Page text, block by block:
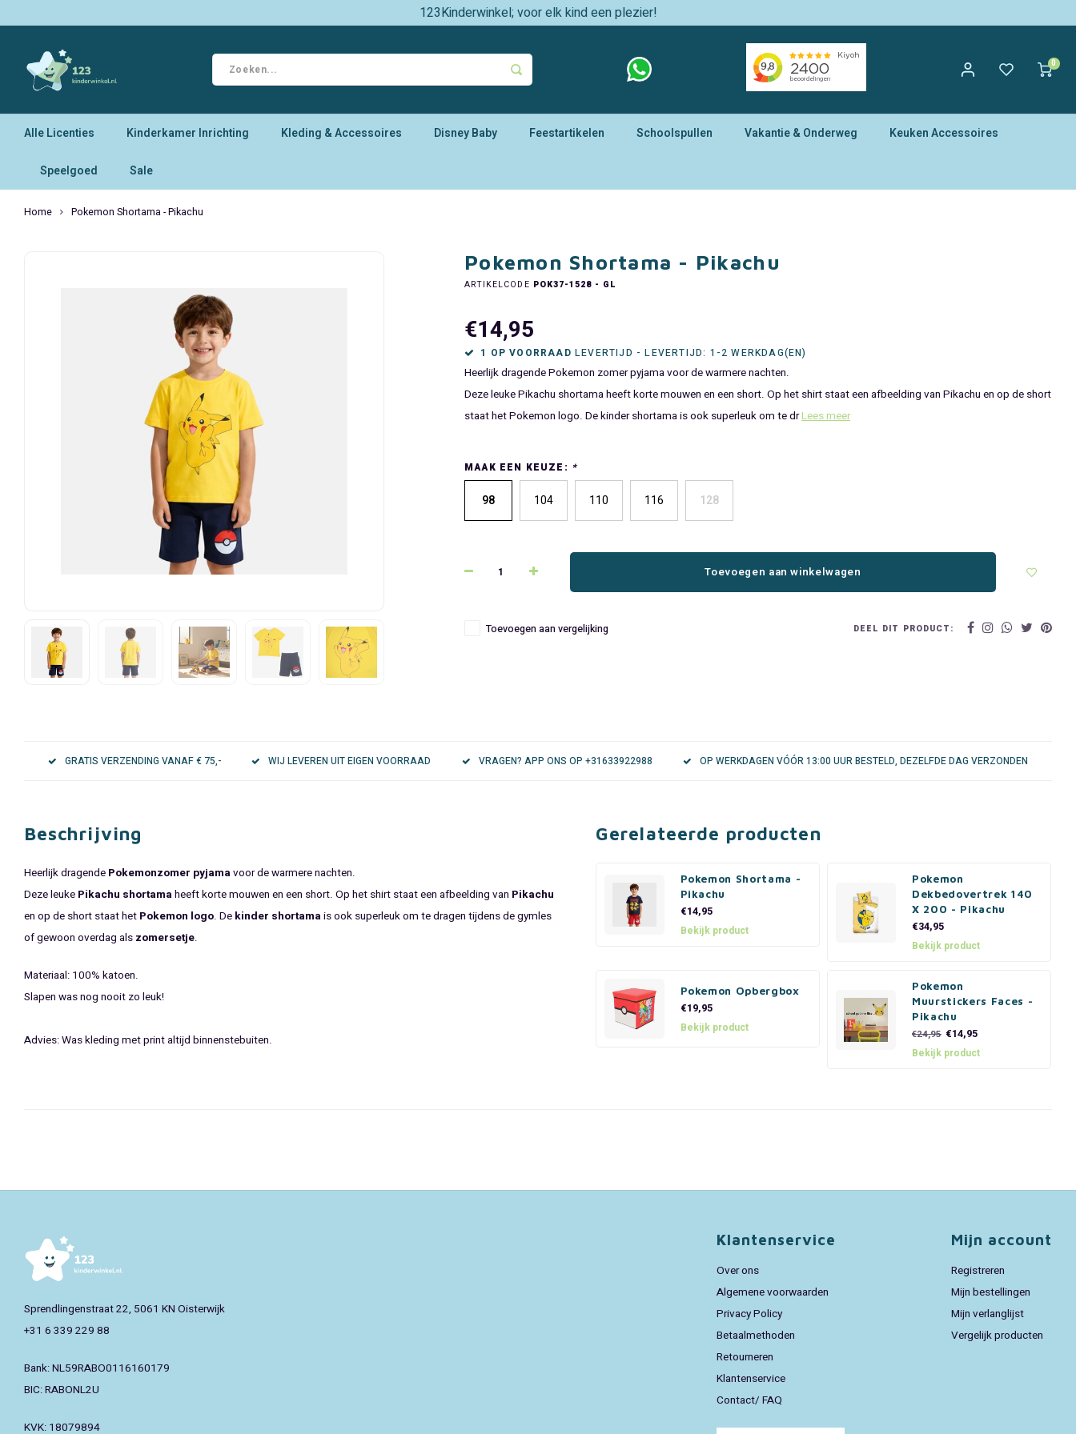
123Kinderwinkel; voor elk kind een plezier!
0
Alle Licenties Kinderkamer Inrichting Kleding & Accessoires Disney Baby Feestartikelen Schoolspullen Vakantie & Onderweg Keuken Accessoires
Speelgoed Sale
Home Pokemon Shortama - Pikachu
Pokemon Shortama - Pikachu
ARTIKELCODE POK37-1528 - GL
€14,95
1 OP VOORRAAD LEVERTIJD - LEVERTIJD: 1-2 WERKDAG(EN)
Heerlijk dragende Pokemon zomer pyjama voor de warmere nachten.
Deze leuke Pikachu shortama heeft korte mouwen en een short. Op het shirt staat een afbeelding van Pikachu en op de short
staat het Pokemon logo. De kinder shortama is ook superleuk om te drLees meer
MAAK EEN KEUZE: *
98 104 110 116 128
Toevoegen aan winkelwagen
Toevoegen aan vergelijking DEEL DIT PRODUCT:
GRATIS VERZENDING VANAF € 75,- WIJ LEVEREN UIT EIGEN VOORRAAD VRAGEN? APP ONS OP +31633922988 OP WERKDAGEN VÓÓR 13:00 UUR BESTELD, DEZELFDE DAG VERZONDEN
Beschrijving
Heerlijk dragende Pokemonzomer pyjama voor de warmere nachten.
Deze leuke Pikachu shortama heeft korte mouwen en een short. Op het shirt staat een afbeelding van Pikachu
en op de short staat het Pokemon logo. De kinder shortama is ook superleuk om te dragen tijdens de gymles
of gewoon overdag als zomersetje.
Materiaal: 100% katoen.
Slapen was nog nooit zo leuk!
Advies: Was kleding met print altijd binnenstebuiten.
Gerelateerde producten
Pokemon Shortama -
Pikachu
€14,95
Bekijk product
Pokemon
Dekbedovertrek 140
X 200 - Pikachu
€34,95
Bekijk product
Pokemon Opbergbox
€19,95
Bekijk product
Pokemon
Muurstickers Faces -
Pikachu
€24,95 €14,95
Bekijk product
Sprendlingenstraat 22, 5061 KN Oisterwijk
+31 6 339 229 88
Bank: NL59RABO0116160179
BIC: RABONL2U
KVK: 18079894
Klantenservice
Over ons
Algemene voorwaarden
Privacy Policy
Betaalmethoden
Retourneren
Klantenservice
Contact/ FAQ
Mijn account
Registreren
Mijn bestellingen
Mijn verlanglijst
Vergelijk producten